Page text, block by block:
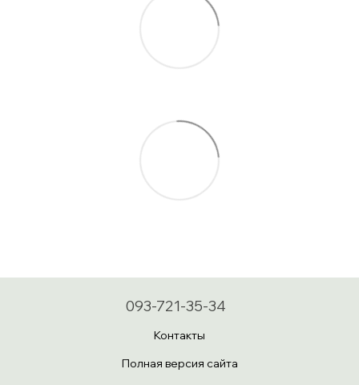
093-721-35-34
Контакты
Полная версия сайта